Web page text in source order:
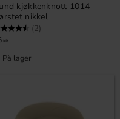
kjøkkenknott 1014
nikkel
(2)
KR
På lager